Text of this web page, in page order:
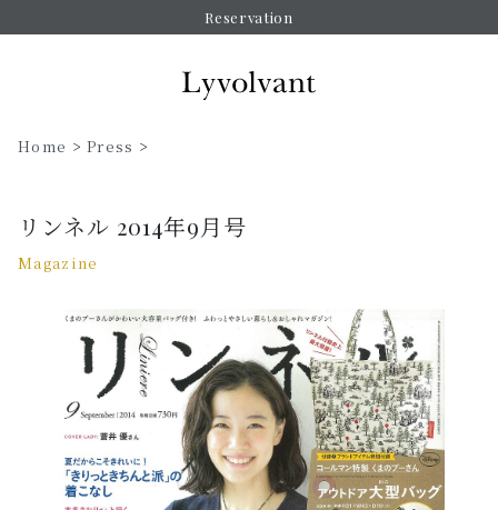
Reservation
Home >Press >
リンネル 2014年9月号
Magazine